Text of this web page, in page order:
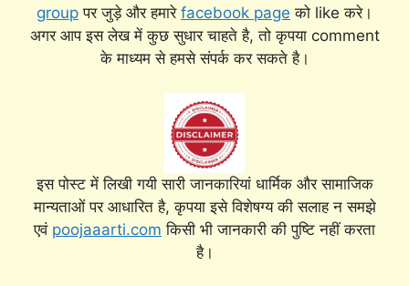
group पर जुड़े और हमारे facebook page को like करे।
अगर आप इस लेख में कुछ सुधार चाहते है, तो कृपया comment
के माध्यम से हमसे संपर्क कर सकते है।
इस पोस्ट में लिखी गयी सारी जानकारियां धार्मिक और सामाजिक
मान्यताओं पर आधारित है, कृपया इसे विशेषग्य की सलाह न समझे
एवं poojaaarti.com किसी भी जानकारी की पुष्टि नहीं करता
है।